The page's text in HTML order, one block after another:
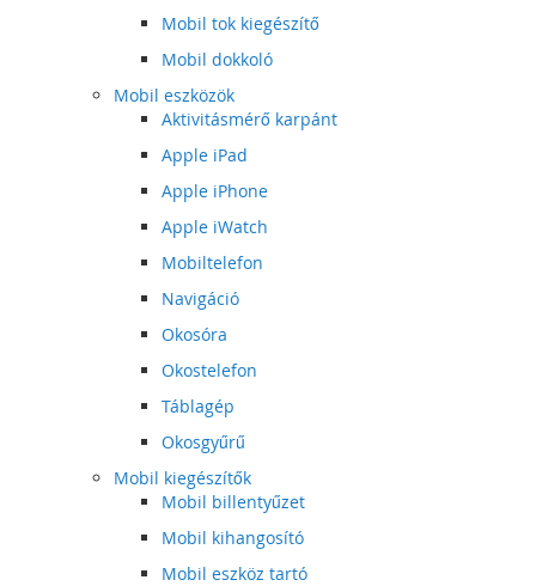
Mobil tok kiegészítő
Mobil dokkoló
Mobil eszközök
Aktivitásmérő karpánt
Apple iPad
Apple iPhone
Apple iWatch
Mobiltelefon
Navigáció
Okosóra
Okostelefon
Táblagép
Okosgyűrű
Mobil kiegészítők
Mobil billentyűzet
Mobil kihangosító
Mobil eszköz tartó